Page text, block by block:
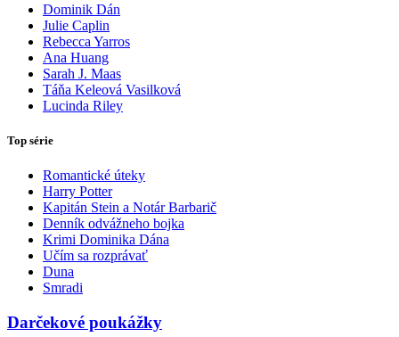
Dominik Dán
Julie Caplin
Rebecca Yarros
Ana Huang
Sarah J. Maas
Táňa Keleová Vasilková
Lucinda Riley
Top série
Romantické úteky
Harry Potter
Kapitán Stein a Notár Barbarič
Denník odvážneho bojka
Krimi Dominika Dána
Učím sa rozprávať
Duna
Smradi
Darčekové poukážky